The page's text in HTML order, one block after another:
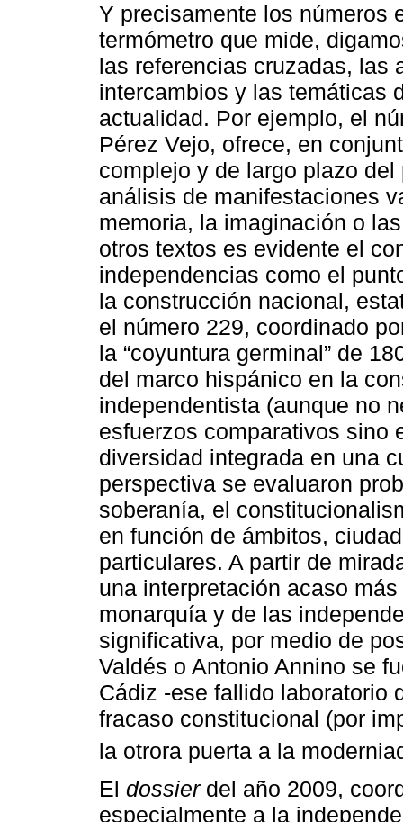
Y precisamente los números
termómetro que mide,
las referencias cruzadas, las
intercambios y las temáticas
actualidad. Por ejemplo, el
Pérez Vejo, ofrece, en
complejo y de largo plazo
análisis de manifestaciones
memoria, la imaginación o
otros textos es evidente el
independencias como el
la construcción nacional,
el número 229, coordinado
la “coyuntura germinal” de
del marco hispánico en la
independentista (aunque no
esfuerzos comparativos sino
diversidad integrada en una
perspectiva se evaluaron
soberanía, el
en función de ámbitos,
particulares. A partir de
una interpretación acaso
monarquía y de las
significativa, por medio de
Valdés o Antonio Annino se
Cádiz -ese fallido laboratorio
fracaso constitucional (por
la otrora puerta a la
El dossierdel año 2009,
especialmente a la